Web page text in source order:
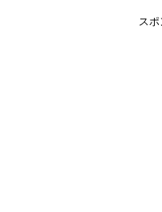
ス